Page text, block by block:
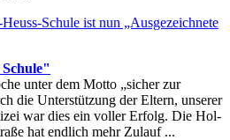
Schule ist nun „Ausgezeichnete
unter dem Motto „sicher zur
die Unterstützung der Eltern, unserer
war dies ein voller Erfolg. Die Hol-
hat endlich mehr Zulauf ...